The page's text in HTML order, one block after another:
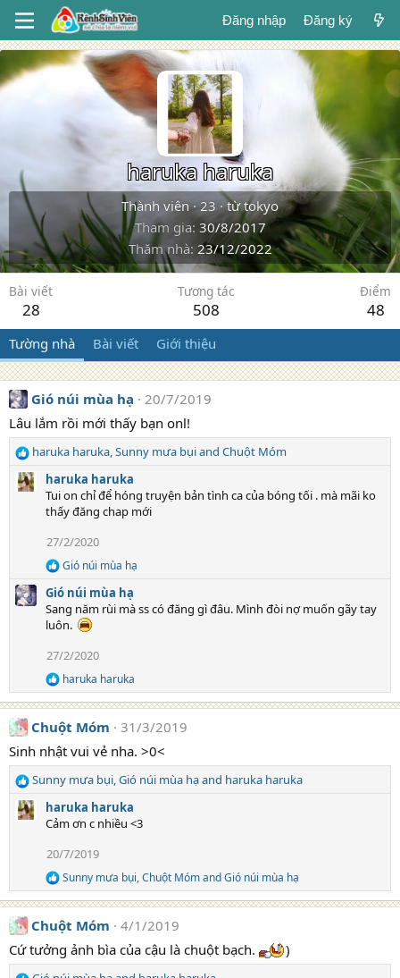
Đăng nhập Đăng ký
haruka haruka
Thành viên ·23·từtokyo
Tham gia 30/8/2017
Thăm nhà 23/12/2022
Bài viết
28
Tương tác
508
Điểm
48
Tường nhà Bài viết Giới thiệu
Gió núi mùa hạ
20/7/2019
Lâu lắm rồi mới thấy bạn onl!
R
e
a
s
:
haruka haruka,Sunny mưa bụiand Chuột Móm
haruka haruka
Tui on chỉ để hóng truyện bản tình ca của bóng tối . mà mãi ko
thấy đăng chap mới
27/2/2020
R
e
a
c
t
o
n
s
:
Gió núi mùa hạ
Gió núi mùa hạ
Sang năm rùi mà ss có đăng gì đâu. Mình đòi nợ muốn gãy tay
luôn.
27/2/2020
R
e
a
c
i
n
s
:
haruka haruka
Chuột Móm
31/3/2019
Sinh nhật vui vẻ nha. >0<
R
e
a
n
s
:
Sunny mưa bụi,Gió núi mùa hạand haruka haruka
haruka haruka
Cảm ơn c nhiều <3
20/7/2019
R
e
a
c
t
i
Sunny mưa bụi,Chuột MómandGió núi mùa hạ
Chuột Móm
4/1/2019
Cứ tưởng ảnh bìa của cậu là chuột bạch.
)